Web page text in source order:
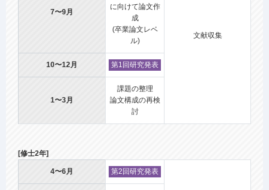
文献収集
7〜9月
に向けて論文作
成
(卒業論文レベ
ル)
10〜12月 第1回研究発表
1〜3月
課題の整理
論文構成の再検
討
[修士2年]
4〜6月 第2回研究発表